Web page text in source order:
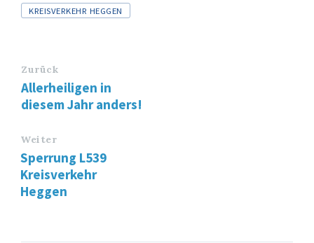
Tags
KREISVERKEHR HEGGEN
Zurück
Allerheiligen in
diesem Jahr anders!
Weiter
Sperrung L539
Kreisverkehr
Heggen